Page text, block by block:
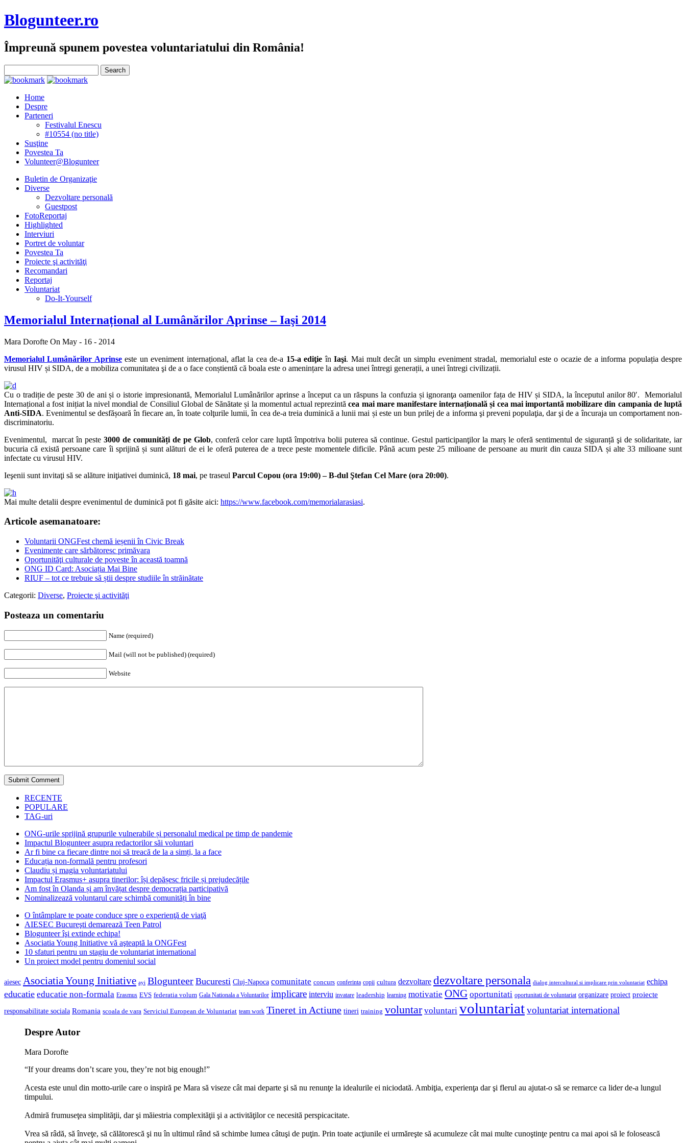
Blogunteer.ro
Împreună spunem povestea voluntariatului din România!
Home
Despre
Parteneri
Festivalul Enescu
#10554 (no title)
Susţine
Povestea Ta
Volunteer@Blogunteer
Buletin de Organizaţie
Diverse
Dezvoltare personală
Guestpost
FotoReportaj
Highlighted
Interviuri
Portret de voluntar
Povestea Ta
Proiecte şi activităţi
Recomandari
Reportaj
Voluntariat
Do-It-Yourself
Memorialul Internațional al Lumânărilor Aprinse – Iaşi 2014
Mara Dorofte On May - 16 - 2014
Memorialul Lumânărilor Aprinseeste un eveniment internațional, aflat la cea de-a 15-a ediţie înIaşi. Mai mult decât un simplu eveniment stradal, memorialul este o ocazie de a informa populația despre
virusul HIV și SIDA, de a mobiliza comunitatea şi de a o face conștientă că boala este o amenințare la adresa unei întregi generații, a unei întregi civilizații.
Cu o tradiție de peste 30 de ani și o istorie impresionantă, Memorialul Lumânărilor aprinse a început ca un răspuns la confuzia și ignoranţa oamenilor fața de HIV și SIDA, la începutul anilor 80′. Memorialul
Internațional a fost inițiat la nivel mondial de Consiliul Global de Sănătate și la momentul actual reprezintăcea mai mare manifestare internațională și cea mai importantă mobilizare din campania de luptă
Anti-SIDA. Evenimentul se desfășoară în fiecare an, în toate colţurile lumii, în cea de-a treia duminică a lunii mai și este un bun prilej de a informa şi preveni populaţia, dar şi de a încuraja un comportament non-
discriminatoriu.
Evenimentul, marcat în peste 3000 de comunități de pe Glob, conferă celor care luptă împotriva bolii puterea să continue. Gestul participanţilor la marș le oferă sentimentul de siguranță şi de solidaritate, iar
bucuria că există persoane care îi sprijină și sunt alături de ei le oferă puterea de a trece peste momentele dificile. Până acum peste 25 milioane de persoane au murit din cauza SIDA și alte 33 milioane sunt
infectate cu virusul HIV.
Ieşenii sunt invitaţi să se alăture iniţiativei duminică, 18 mai, pe traseul Parcul Copou (ora 19:00) – B-dul Ştefan Cel Mare (ora 20:00).
Mai multe detalii despre evenimentul de duminică pot fi găsite aici: https://www.facebook.com/memorialarasiasi.
Articole asemanatoare:
Voluntarii ONGFest chemă ieșenii în Civic Break
Evenimente care sărbătoresc primăvara
Oportunităţi culturale de poveste în această toamnă
ONG ID Card: Asociația Mai Bine
RIUF – tot ce trebuie să știi despre studiile în străinătate
Categorii: Diverse, Proiecte şi activităţi
Posteaza un comentariu
Name (required)
Mail (will not be published) (required)
Website
RECENTE
POPULARE
TAG-uri
ONG-urile sprijină grupurile vulnerabile și personalul medical pe timp de pandemie
Impactul Blogunteer asupra redactorilor săi voluntari
Ar fi bine ca fiecare dintre noi să treacă de la a simți, la a face
Educația non-formală pentru profesori
Claudiu și magia voluntariatului
Impactul Erasmus+ asupra tinerilor: își depășesc fricile și prejudecățile
Am fost în Olanda și am învățat despre democrația participativă
Nominalizează voluntarul care schimbă comunități în bine
O întâmplare te poate conduce spre o experienţă de viaţă
AIESEC Bucureşti demarează Teen Patrol
Blogunteer îşi extinde echipa!
Asociatia Young Initiative vă aşteaptă la ONGFest
10 sfaturi pentru un stagiu de voluntariat international
Un proiect model pentru domeniul social
aiesec Asociatia Young Initiative ayi Blogunteer Bucuresti Cluj-Napoca comunitate concurs conferinta copii cultura dezvoltare dezvoltare personala dialog intercultural si implicare prin voluntariat echipa
educatie educatie non-formala Erasmus EVS federatia volum Gala Nationala a Voluntarilor implicare interviu invatare leadership learning motivatie ONG oportunitati oportunitati de voluntariat organizare proiect proiecte
responsabilitate sociala Romania scoala de vara Serviciul European de Voluntariat team work Tineret in Actiune tineri training voluntar voluntari voluntariatvoluntariat international
Despre Autor
Mara Dorofte
“If your dreams don’t scare you, they’re not big enough!”
Acesta este unul din motto-urile care o inspiră pe Mara să viseze cât mai departe şi să nu renunţe la idealurile ei niciodată. Ambiţia, experienţa dar şi flerul au ajutat-o să se remarce ca lider de-a lungul
timpului.
Admiră frumuseţea simplităţii, dar şi măiestria complexităţii şi a activităţilor ce necesită perspicacitate.
Vrea să râdă, să înveţe, să călătorescă şi nu în ultimul rând să schimbe lumea câtuşi de puţin. Prin toate acţiunile ei urmăreşte să acumuleze cât mai multe cunoştinţe pentru ca mai apoi să le folosească